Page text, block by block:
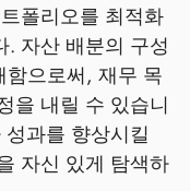
폴리오를 최적화
자산 배분의 구성
으로써, 재무 목
을 내릴 수 있습니
과를 향상시킬
자신 있게 탐색하